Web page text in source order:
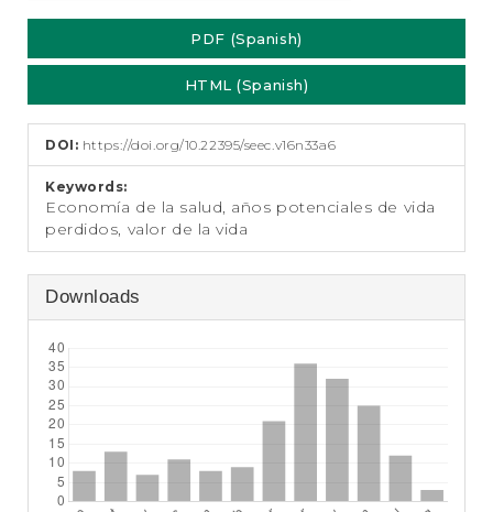
PDF (Spanish)
HTML (Spanish)
DOI: https://doi.org/10.22395/seec.v16n33a6
Keywords:
Economía de la salud, años potenciales de vida
perdidos, valor de la vida
Downloads